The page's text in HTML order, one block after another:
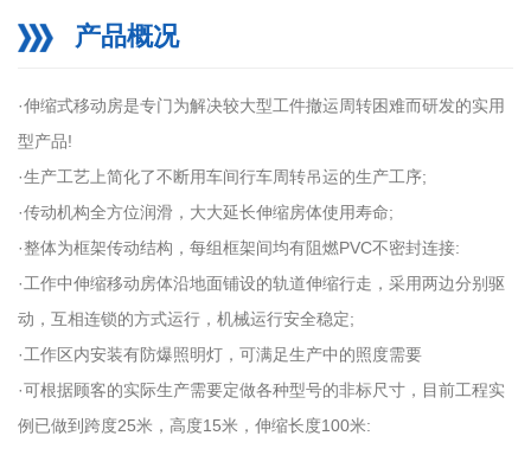
产品概况
·伸缩式移动房是专门为解决较大型工件撤运周转困难而研发的实用
型产品!
·生产工艺上简化了不断用车间行车周转吊运的生产工序;
·传动机构全方位润滑，大大延长伸缩房体使用寿命;
·整体为框架传动结构，每组框架间均有阻燃PVC不密封连接:
·工作中伸缩移动房体沿地面铺设的轨道伸缩行走，采用两边分别驱
动，互相连锁的方式运行，机械运行安全稳定;
·工作区内安装有防爆照明灯，可满足生产中的照度需要
·可根据顾客的实际生产需要定做各种型号的非标尺寸，目前工程实
例已做到跨度25米，高度15米，伸缩长度100米: